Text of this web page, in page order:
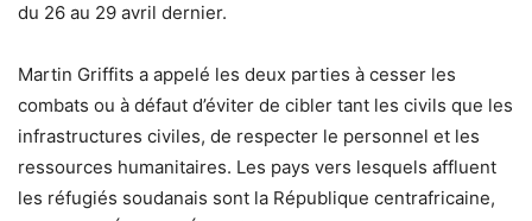
du 26 au 29 avril dernier.
Martin Griffits a appelé les deux parties à cesser les
combats ou à défaut d’éviter de cibler tant les civils que les
infrastructures civiles, de respecter le personnel et les
ressources humanitaires. Les pays vers lesquels affluent
les réfugiés soudanais sont la République centrafricaine,